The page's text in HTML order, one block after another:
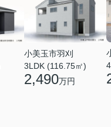
小美玉市羽刈
3LDK (116.75㎡)
2,490万円